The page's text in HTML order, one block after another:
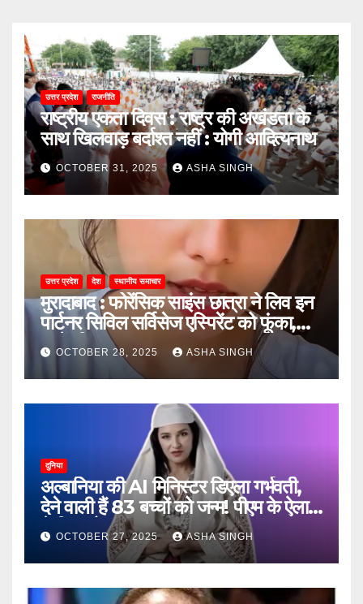
उत्तर प्रदेश राजनीति
राष्ट्रीय एकता दिवस : राष्ट्र की अखंडता के
साथ खिलवाड़ बर्दाश्त नहीं : योगी आदित्यनाथ
OCTOBER 31, 2025 ASHA SINGH
उत्तर प्रदेश देश स्थानीय समाचार
मुरादाबाद : फोरेंसिक साइंस छात्रा ने लिव इन
पार्टनर सिविल सर्विसेज एस्पिरेंट को फूंका,
जानें, फिर क्या हुआ…
OCTOBER 28, 2025 ASHA SINGH
दुनिया
अल्बानिया की AI मिनिस्‍टर डिएला गर्भवती,
देने वाली हैं 83 बच्चों को जन्‍म! पीएम के ऐलान
ने किया हैरान
OCTOBER 27, 2025 ASHA SINGH